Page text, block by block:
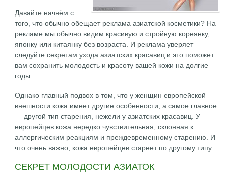
Давайте начнём с
того, что обычно обещает реклама азиатской косметики? На
рекламе мы обычно видим красивую и стройную кореянку,
японку или китаянку без возраста. И реклама уверяет –
следуйте секретам ухода азиатских красавиц и это поможет
вам сохранить молодость и красоту вашей кожи на долгие
годы.
Однако главный подвох в том, что у женщин европейской
внешности кожа имеет другие особенности, а самое главное
— другой тип старения, нежели у азиатских красавиц. У
европейцев кожа нередко чувствительная, склонная к
аллергическим реакциям и преждевременному старению. И
что очень важно, кожа европейцев стареет по другому типу.
СЕКРЕТ МОЛОДОСТИ АЗИАТОК